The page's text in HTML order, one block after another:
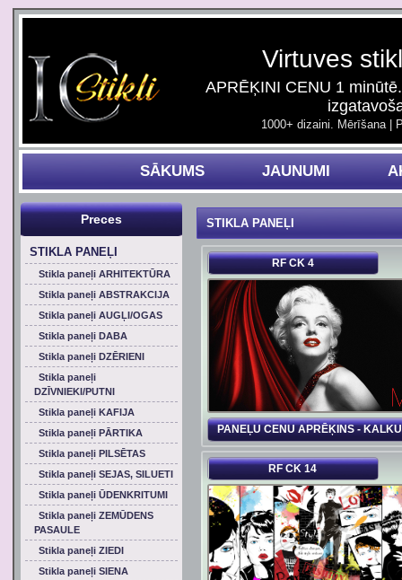
Virtuves
APRĒĶINI CENU 1
1000+ dizaini. Mērīšana |
SĀKUMS JAUNUMI
STIKLA PANEĻI
RF CK 4
PANEĻU CENU APRĒĶINS -
RF CK 14
Preces
STIKLA PANEĻI
Stikla paneļi ARHITEKTŪRA
Stikla paneļi ABSTRAKCIJA
Stikla paneļi AUGĻI/OGAS
Stikla paneļi DABA
Stikla paneļi DZĒRIENI
Stikla paneļi
DZĪVNIEKI/PUTNI
Stikla paneļi KAFIJA
Stikla paneļi PĀRTIKA
Stikla paneļi PILSĒTAS
Stikla paneļi SEJAS, SILUETI
Stikla paneļi ŪDENKRITUMI
Stikla paneļi ZEMŪDENS
PASAULE
Stikla paneļi ZIEDI
Stikla paneļi SIENA